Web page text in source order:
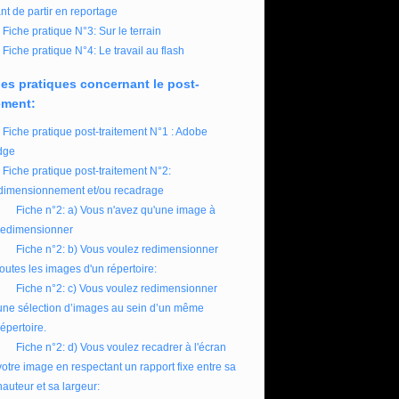
de partir en reportage
Fiche pratique N°3: Sur le terrain
Fiche pratique N°4: Le travail au flash
pratiques concernant le post-
Fiche pratique post-traitement N°1 : Adobe
Fiche pratique post-traitement N°2:
et/ou recadrage
Fiche n°2: a) Vous n'avez qu'une image à
Fiche n°2: b) Vous voulez redimensionner
les images d'un répertoire:
Fiche n°2: c) Vous voulez redimensionner
sélection d’images au sein d’un même
Fiche n°2: d) Vous voulez recadrer à l'écran
image en respectant un rapport fixe entre sa
et sa largeur: